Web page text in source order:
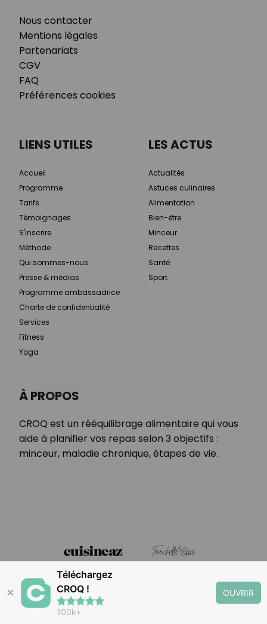
Nous contacter
Mentions légales
Partenariats
CGV
FAQ
Préférences cookies
À PROPOS
CROQ est un rééquilibrage alimentaire qui vous
aide à planifier vos repas selon 3 objectifs :
minceur, maladie chronique, étapes de vie.
LIENS UTILES
Accueil
Programme
Tarifs
Témoignages
S'inscrire
Méthode
Qui sommes-nous
Presse & médias
Programme ambassadrice
Charte de confidentialité
Services
Fitness
Yoga
LES ACTUS
Actualités
Astuces culinaires
Alimentation
Bien-être
Minceur
Recettes
Santé
Sport
✕
Téléchargez
CROQ !
100k+
OUVRIR